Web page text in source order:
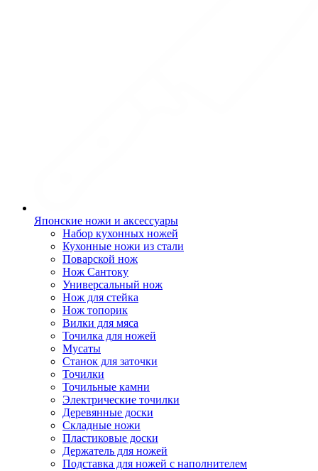
Японские ножи и аксессуары
Набор кухонных ножей
Кухонные ножи из стали
Поварской нож
Нож Сантоку
Универсальный нож
Нож для стейка
Нож топорик
Вилки для мяса
Точилка для ножей
Мусаты
Станок для заточки
Точилки
Точильные камни
Электрические точилки
Деревянные доски
Складные ножи
Пластиковые доски
Держатель для ножей
Подставка для ножей с наполнителем